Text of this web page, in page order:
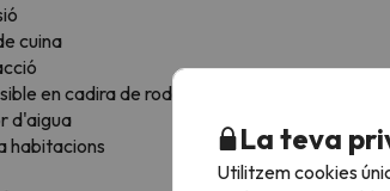
cuina
en cadira de rodes
d'aigua
habitacions
La teva
Utilitzem cookies